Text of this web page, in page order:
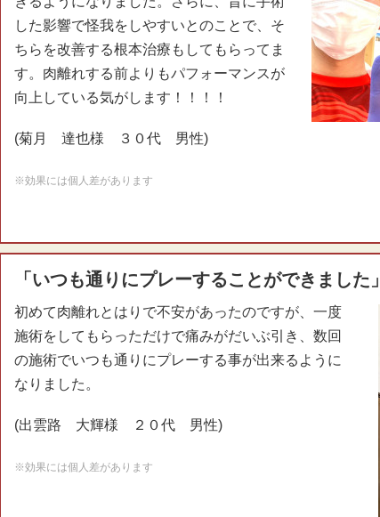
した影響で怪我をしやすいとのことで、そ
ちらを改善する根本治療もしてもらってま
す。肉離れする前よりもパフォーマンスが
向上している気がします！！！！
(菊月 達也様 ３０代 男性)
※効果には個人差があります
「いつも通りにプレーすることができました
初めて肉離れとはりで不安があったのですが、一度
施術をしてもらっただけで痛みがだいぶ引き、数回
の施術でいつも通りにプレーする事が出来るように
なりました。
(出雲路 大輝様 ２０代 男性)
※効果には個人差があります